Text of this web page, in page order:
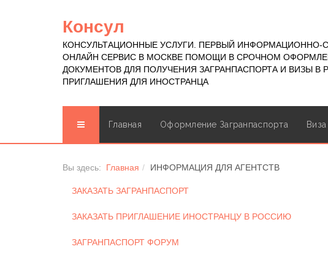
Консул
КОНСУЛЬТАЦИОННЫЕ УСЛУГИ. ПЕРВЫЙ ИНФОРМАЦИОННО-
ОНЛАЙН СЕРВИС В МОСКВЕ ПОМОЩИ В СРОЧНОМ
ДОКУМЕНТОВ ДЛЯ ПОЛУЧЕНИЯ ЗАГРАНПАСПОРТА И ВИЗЫ В
ПРИГЛАШЕНИЯ ДЛЯ ИНОСТРАНЦА
Главная Оформление Загранпаспорта
Вы здесь: Главная ИНФОРМАЦИЯ ДЛЯ АГЕНТСТВ
ЗАКАЗАТЬ ЗАГРАНПАСПОРТ
ЗАКАЗАТЬ ПРИГЛАШЕНИЕ ИНОСТРАНЦУ В РОССИЮ
ЗАГРАНПАСПОРТ ФОРУМ